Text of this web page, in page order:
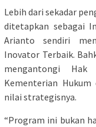
Lebih dari sekadar
ditetapkan sebagai
Arianto sendiri
Inovator Terbaik.
mengantongi
Kementerian
nilai strategisnya.
“Program ini bukan